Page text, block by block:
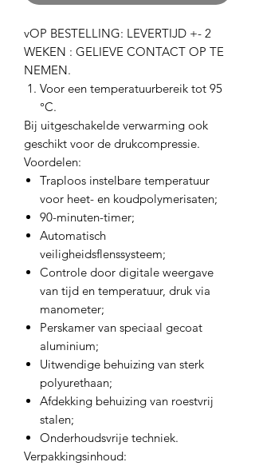
​​​​​​vOP BESTELLING: LEVERTIJD +- 2
WEKEN : GELIEVE CONTACT OP TE
NEMEN.
Voor een temperatuurbereik tot 95
°C.
Bij uitgeschakelde verwarming ook
geschikt voor de drukcompressie.
Voordelen:
Traploos instelbare temperatuur
voor heet- en koudpolymerisaten;
90-minuten-timer;
Automatisch
veiligheidsflenssysteem;
Controle door digitale weergave
van tijd en temperatuur, druk via
manometer;
Perskamer van speciaal gecoat
aluminium;
Uitwendige behuizing van sterk
polyurethaan;
Afdekking behuizing van roestvrij
stalen;
Onderhoudsvrije techniek.
Verpakkingsinhoud: